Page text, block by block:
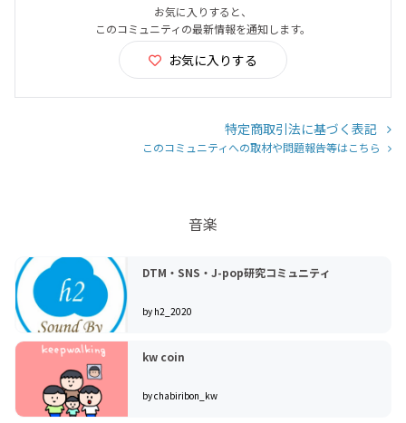
お気に入りすると、
このコミュニティの最新情報を通知します。
お気に入りする
特定商取引法に基づく表記
このコミュニティへの取材や問題報告等はこちら
音楽
DTM・SNS・J-pop研究コミュニティ
by h2_2020
kw coin
by chabiribon_kw